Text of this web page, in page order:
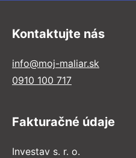
Kontaktujte nás
info@moj-maliar.sk
0910 100 717
Fakturačné údaje
Investav s. r. o.